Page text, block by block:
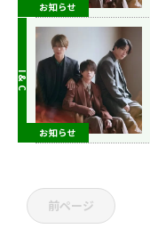
お知らせ
お知らせ
前ページ